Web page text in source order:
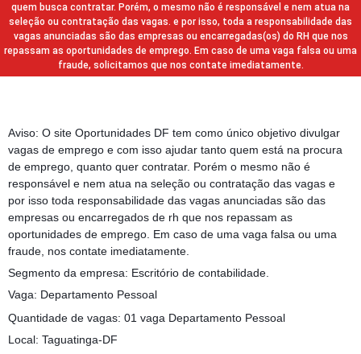
quem busca contratar. Porém, o mesmo não é responsável e nem atua na
seleção ou contratação das vagas. e por isso, toda a responsabilidade das
vagas anunciadas são das empresas ou encarregadas(os) do RH que nos
repassam as oportunidades de emprego. Em caso de uma vaga falsa ou uma
fraude, solicitamos que nos contate imediatamente.
Aviso: O site Oportunidades DF tem como único objetivo divulgar
vagas de emprego e com isso ajudar tanto quem está na procura
de emprego, quanto quer contratar. Porém o mesmo não é
responsável e nem atua na seleção ou contratação das vagas e
por isso toda responsabilidade das vagas anunciadas são das
empresas ou encarregados de rh que nos repassam as
oportunidades de emprego. Em caso de uma vaga falsa ou uma
fraude, nos contate imediatamente.
Segmento da empresa: Escritório de contabilidade.
Vaga: Departamento Pessoal
Quantidade de vagas: 01 vaga Departamento Pessoal
Local: Taguatinga-DF